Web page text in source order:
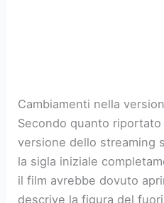
Cambiamenti nella
Secondo quanto
versione dello streaming
la sigla iniziale
il film avrebbe dovuto
descrive la figura del